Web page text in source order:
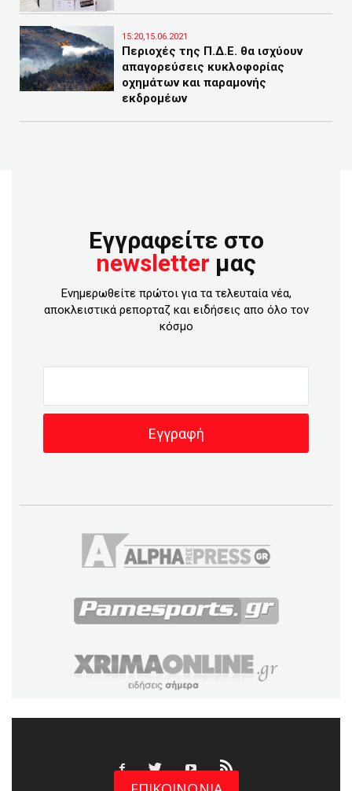
15:20,15.06.2021
Περιοχές της Π.Δ.Ε. θα ισχύουν
απαγορεύσεις κυκλοφορίας
οχημάτων και παραμονής
εκδρομέων
Εγγραφείτε στο
newsletter μας
Ενημερωθείτε πρώτοι για τα τελευταία νέα,
αποκλειστικά ρεπορταζ και ειδήσεις απο όλο τον
κόσμο